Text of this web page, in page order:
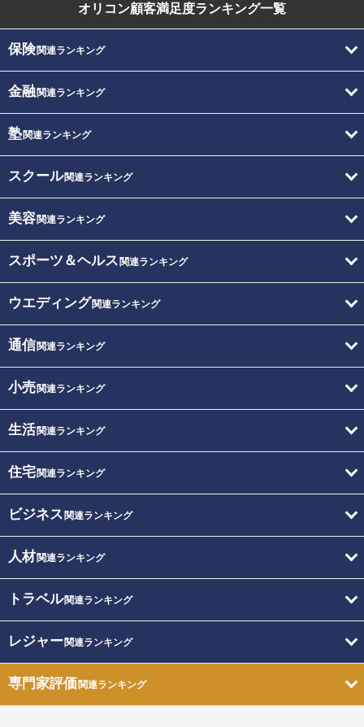
オリコン顧客満足度ランキング一覧
保険関連ランキング
金融関連ランキング
塾関連ランキング
スクール関連ランキング
美容関連ランキング
スポーツ＆ヘルス 関連ランキング
ウエディング関連ランキング
通信関連ランキング
小売関連ランキング
生活関連ランキング
住宅関連ランキング
ビジネス 関連ランキング
人材関連ランキング
トラベル関連ランキング
レジャー関連ランキング
専門家評価関連ランキング